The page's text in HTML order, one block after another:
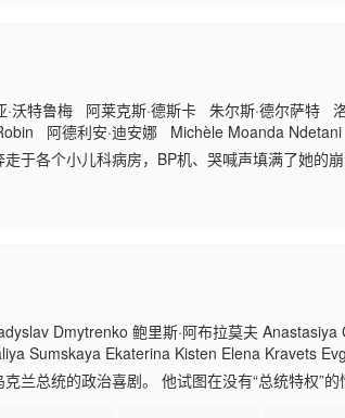
·沃特鲁梅 阿莱克斯·德斯卡 朱尔斯·德尔萨特
阿德利安·迪安娜 Michèle Moanda
Soumah Anne Lallemant Monia
于各个小儿科病房，BP机、哭喊声填满了她的
当因营养不良入院观察，他妈妈海蓓卡执意要彻
Dmytrenko 鲍里斯·阿布拉莫夫
Sumskaya Ekaterina Kisten Elena Kravets
科什马尔 Galina Bezruk
兰总统的政治喜剧。 他试图在没有“总统特权”
吏作斗争。